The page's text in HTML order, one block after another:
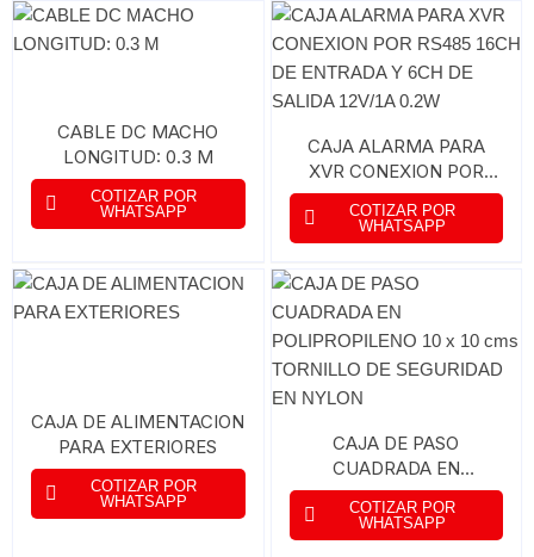
CABLE DC MACHO
LONGITUD: 0.3 M
COTIZAR POR
WHATSAPP
CAJA ALARMA PARA
XVR CONEXION POR
RS485 16CH DE
ENTRADA Y 6CH DE
SALIDA 12V/1A 0.2W
COTIZAR POR
WHATSAPP
CAJA DE ALIMENTACION
PARA EXTERIORES
COTIZAR POR
WHATSAPP
CAJA DE PASO
CUADRADA EN
POLIPROPILENO 10 x 10
cms TORNILLO DE
SEGURIDAD EN NYLON
COTIZAR POR
WHATSAPP